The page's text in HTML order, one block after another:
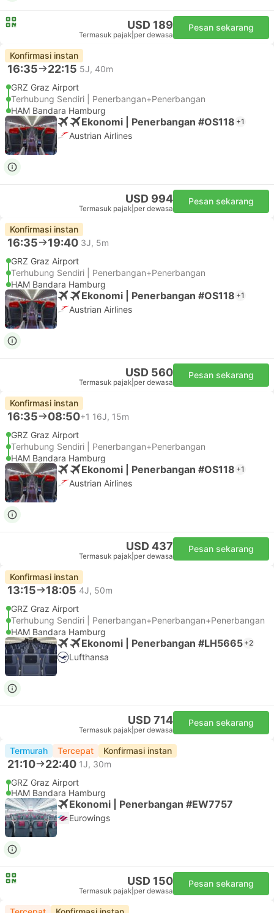
USD 189
Termasuk pajak per dewasa
Pesan sekarang
Konfirmasi instan
16:35 22:15 5J, 40m
GRZ Graz Airport
Terhubung Sendiri | Penerbangan+Penerbangan
HAM Bandara Hamburg
Ekonomi | Penerbangan #OS118 +1
Austrian Airlines
USD 994
Termasuk pajak per dewasa
Pesan sekarang
Konfirmasi instan
16:35 19:40 3J, 5m
GRZ Graz Airport
Terhubung Sendiri | Penerbangan+Penerbangan
HAM Bandara Hamburg
Ekonomi | Penerbangan #OS118 +1
Austrian Airlines
USD 560
Termasuk pajak per dewasa
Pesan sekarang
Konfirmasi instan
16:35 08:50+1 16J, 15m
GRZ Graz Airport
Terhubung Sendiri | Penerbangan+Penerbangan
HAM Bandara Hamburg
Ekonomi | Penerbangan #OS118 +1
Austrian Airlines
USD 437
Termasuk pajak per dewasa
Pesan sekarang
Konfirmasi instan
13:15 18:05 4J, 50m
GRZ Graz Airport
Terhubung Sendiri | Penerbangan+Penerbangan+Penerbangan
HAM Bandara Hamburg
Ekonomi | Penerbangan #LH5665 +2
Lufthansa
USD 714
Termasuk pajak per dewasa
Pesan sekarang
Termurah Tercepat Konfirmasi instan
21:10 22:40 1J, 30m
GRZ Graz Airport
HAM Bandara Hamburg
Ekonomi | Penerbangan #EW7757
Eurowings
USD 150
Termasuk pajak per dewasa
Pesan sekarang